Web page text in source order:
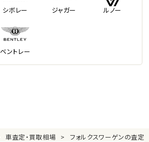
シボレー ジャガー ルノー
ベントレー
車査定・買取相場 フォルクスワーゲンの査定